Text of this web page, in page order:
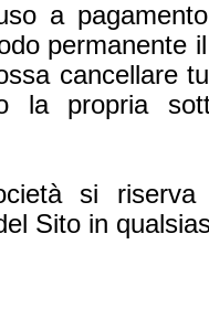
a
permanente
cancellare
la propria
si riserva
Sito in